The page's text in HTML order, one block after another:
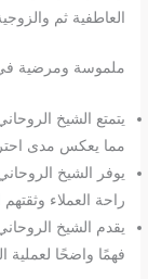
العاطفية ثم
ملموسة ومرضية
يتمتع الشيخ
مما يعكس مدى
يوفر الشيخ
راحة العملاء
يقدم الشيخ
فهمًا واضحًا لعملية